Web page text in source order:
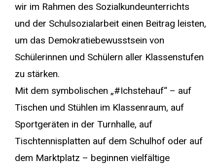
wir im Rahmen des Sozialkundeunterrichts
und der Schulsozialarbeit einen Beitrag leisten,
um das Demokratiebewusstsein von
Schülerinnen und Schülern aller Klassenstufen
zu stärken.
Mit dem symbolischen „#Ichstehauf“ – auf
Tischen und Stühlen im Klassenraum, auf
Sportgeräten in der Turnhalle, auf
Tischtennisplatten auf dem Schulhof oder auf
dem Marktplatz – beginnen vielfältige